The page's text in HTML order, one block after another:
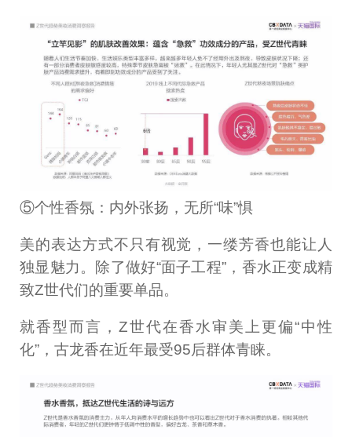
⑤个性香氛：内外张扬，无所“味”惧
美的表达方式不只有视觉，一缕芳香也能让人
独显魅力。除了做好“面子工程”，香水正变成精
致Z世代们的重要单品。
就香型而言，Z世代在香水审美上更偏“中性
化”，古龙香在近年最受95后群体青睐。